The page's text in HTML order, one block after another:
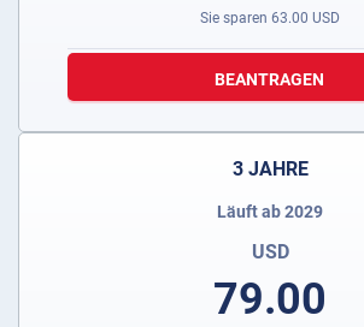
Sie sparen 63.00 USD
BEANTRAGEN
3 JAHRE
Läuft ab 2029
USD
79.00